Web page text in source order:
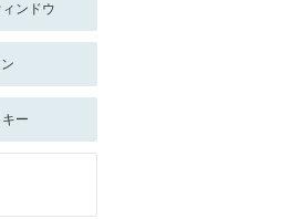
ンドウ
ー